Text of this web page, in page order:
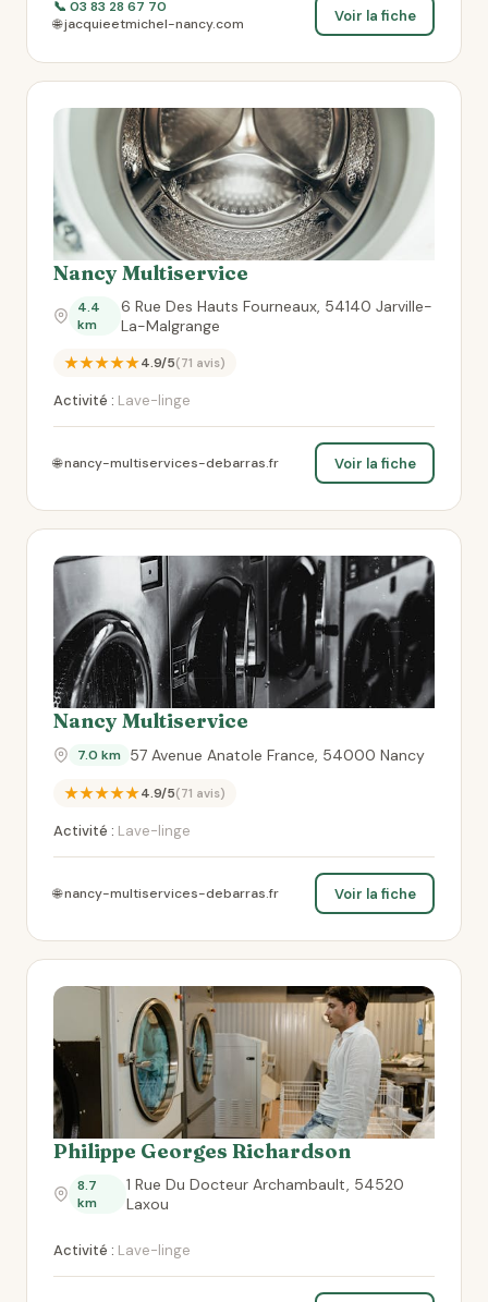
📞 03 83 28 67 70
🌐 jacquieetmichel-nancy.com
Voir la fiche
Nancy Multiservice
4.4
km
6 Rue Des Hauts Fourneaux, 54140 Jarville-
La-Malgrange
★★★★★4.9/5(71 avis)
Activité : Lave-linge
🌐 nancy-multiservices-debarras.fr Voir la fiche
Nancy Multiservice
7.0 km 57 Avenue Anatole France, 54000 Nancy
★★★★★4.9/5(71 avis)
Activité : Lave-linge
🌐 nancy-multiservices-debarras.fr Voir la fiche
Philippe Georges Richardson
8.7
km
1 Rue Du Docteur Archambault, 54520
Laxou
Activité : Lave-linge